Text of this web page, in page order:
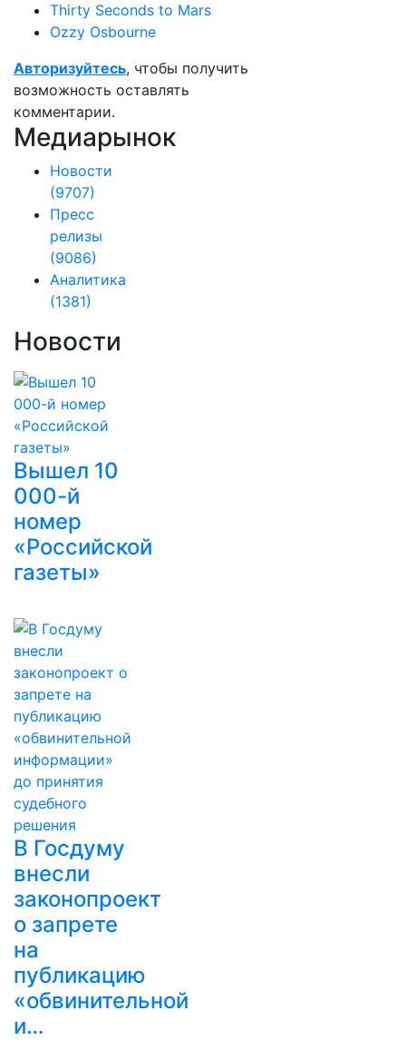
Thirty Seconds to Mars
Ozzy Osbourne
Авторизуйтесь, чтобы получить
возможность оставлять
комментарии.
Медиарынок
Новости
(9707)
Пресс
релизы
(9086)
Аналитика
(1381)
Новости
Вышел 10
000-й
номер
«Российской
газеты»
В Госдуму
внесли
законопроект
о запрете
на
публикацию
«обвинительной
и…